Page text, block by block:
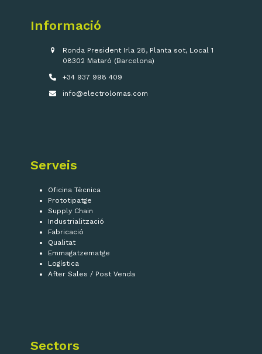
Informació
Ronda President Irla 28, Planta sot, Local 1
08302 Mataró (Barcelona)
+34 937 998 409
info@electrolomas.com
Serveis
Oficina Tècnica
Prototipatge
Supply Chain
Industrialització
Fabricació
Qualitat
Emmagatzematge
Logística
After Sales / Post Venda
Sectors